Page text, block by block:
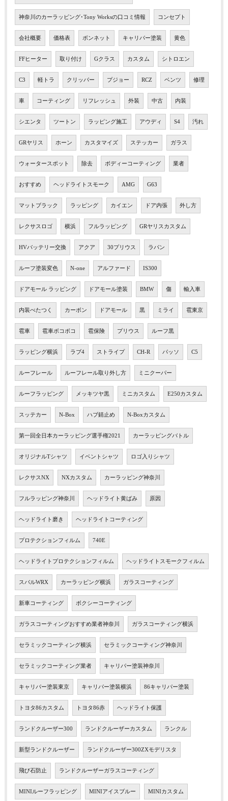
神奈川のカーラッピング･Tony Worksの口コミ情報 コンセプト
会社概要 価格表 ボンネット キャリパー塗装 黄色
FFヒーター 取り付け Gクラス カスタム シトロエン
C3 軽トラ クリッパー プジョー RCZ ベンツ 修理
車 コーティング リフレッシュ 外装 中古 内装
シエンタ ツートン ラッピング施工 アウディ S4 汚れ
GRヤリス ホーン カスタマイズ ステッカー ガラス
ウォータースポット 除去 ボディーコーティング 業者
おすすめ ヘッドライトスモーク AMG G63
マットブラック ラッピング カイエン ドア内張 外し方
レクサスロゴ 横浜 フルラッピング GRヤリスカスタム
HVバッテリー交換 アクア 30プリウス ラパン
ルーフ塗装変色 N-one アルファード IS300
ドアモール ラッピング ドアモール塗装 BMW 傷 輸入車
内装べたつく カーボン ドアモール 黒 ミライ 雹東京
雹車 雹車ボコボコ 雹保険 プリウス ルーフ黒
ラッピング横浜 ラブ4 ストライプ CH-R パッソ C5
ルーフレール ルーフレール取り外し方 ミニクーパー
ルーフラッピング メッキツヤ黒 ミニカスタム E250カスタム
スッテカー N-Box ハブ錆止め N-Boxカスタム
第一回全日本カーラッピング選手権2021 カーラッピングバトル
オリジナルTシャツ イベントシャツ ロゴ入りシャツ
レクサスNX NXカスタム カーラッピング神奈川
フルラッピング神奈川 ヘッドライト黄ばみ 原因
ヘッドライト磨き ヘッドライトコーティング
プロテクションフィルム 740E
ヘッドライトプロテクションフィルム ヘッドライトスモークフィルム
スバルWRX カーラッピング横浜 ガラスコーティング
新車コーティング ボクシーコーティング
ガラスコーティングおすすめ業者神奈川 ガラスコーティング横浜
セラミックコーティング横浜 セラミックコーティング神奈川
セラミックコーティング業者 キャリパー塗装神奈川
キャリパー塗装東京 キャリパー塗装横浜 86キャリパー塗装
トヨタ86カスタム トヨタ86赤 ヘッドライト保護
ランドクルーザー300 ランドクルーザーカスタム ランクル
新型ランドクルーザー ランドクルーザー300ZXモデリスタ
飛び石防止 ランドクルーザーガラスコーティング
MINIルーフラッピング MINIアイスブルー MINIカスタム